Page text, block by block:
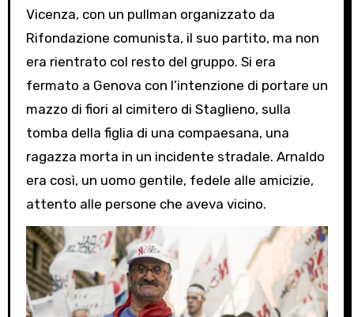
Vicenza, con un pullman organizzato da
Rifondazione comunista, il suo partito, ma non
era rientrato col resto del gruppo. Si era
fermato a Genova con l’intenzione di portare un
mazzo di fiori al cimitero di Staglieno, sulla
tomba della figlia di una compaesana, una
ragazza morta in un incidente stradale. Arnaldo
era così, un uomo gentile, fedele alle amicizie,
attento alle persone che aveva vicino.